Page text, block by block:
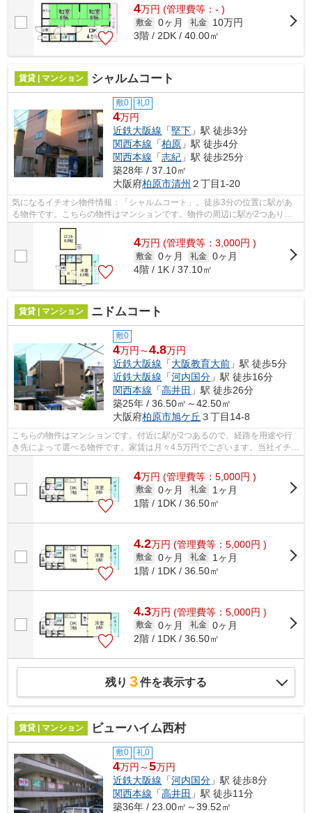
4万円 (管理費等：- )
敷金 0ヶ月 礼金
10万円
3階 / 2DK / 40.00㎡
賃貸 | マンション シャルムコート
敷0 礼0
4万円
近鉄大阪線 「堅下 」駅 徒歩3分
関西本線 「柏原 」駅 徒歩4分
関西本線 「志紀 」駅 徒歩25分
築28年 / 37.10㎡
大阪府柏原市清州 ２丁目1-20
気になるイチオシ物件情報：「シャルムコート」。徒歩3分の位置に駅があ
る物件です。こちらの物件はマンションです。物件の周辺に駅が2つあり、
よく電車を利用する方にピッタリです。...
4万円 (管理費等：3,000円 )
敷金 0ヶ月 礼金 0ヶ月
4階 / 1K / 37.10㎡
賃貸 | マンション ニドムコート
敷0
4万円～4.8万円
近鉄大阪線 「大阪教育大前 」駅 徒歩5分
近鉄大阪線 「河内国分 」駅 徒歩16分
関西本線 「高井田 」駅 徒歩26分
築25年 / 36.50㎡～42.50㎡
大阪府柏原市旭ケ丘 ３丁目14-8
こちらの物件はマンションです。付近に駅が2つあるので、経路を用途や行
き先によって選べる物件です。家賃は月々4.5万円でございます。当社イチオ
4万円 (管理費等：5,000円 )
敷金 0ヶ月 礼金
1ヶ月
1階 / 1DK / 36.50㎡
4.2万円 (管理費等：5,000円 )
敷金 0ヶ月 礼金
1ヶ月
1階 / 1DK / 36.50㎡
4.3万円 (管理費等：5,000円 )
敷金 0ヶ月 礼金 0ヶ月
2階 / 1DK / 36.50㎡
残り 3件を表示する
賃貸 | マンション ビューハイム西村
敷0 礼0
4万円～5万円
近鉄大阪線 「河内国分 」駅 徒歩8分
関西本線 「高井田 」駅 徒歩11分
築36年 / 23.00㎡～39.52㎡